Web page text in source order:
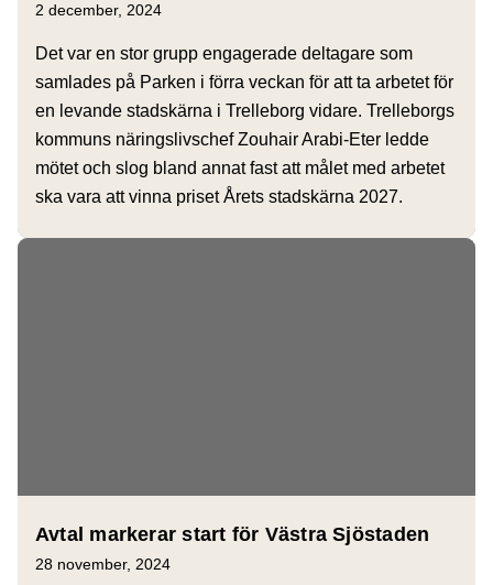
2 december, 2024
Det var en stor grupp engagerade deltagare som
samlades på Parken i förra veckan för att ta arbetet för
en levande stadskärna i Trelleborg vidare. Trelleborgs
kommuns näringslivschef Zouhair Arabi-Eter ledde
mötet och slog bland annat fast att målet med arbetet
ska vara att vinna priset Årets stadskärna 2027.
Avtal markerar start för Västra Sjöstaden
28 november, 2024